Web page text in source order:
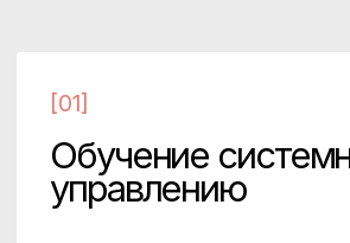
Стратегия развития компании
с финансово‑экономическим